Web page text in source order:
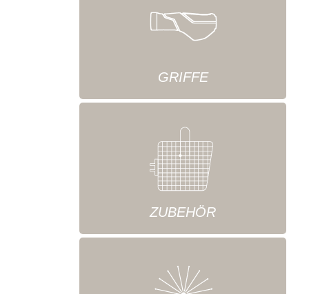
GRIFFE
ZUBEHÖR